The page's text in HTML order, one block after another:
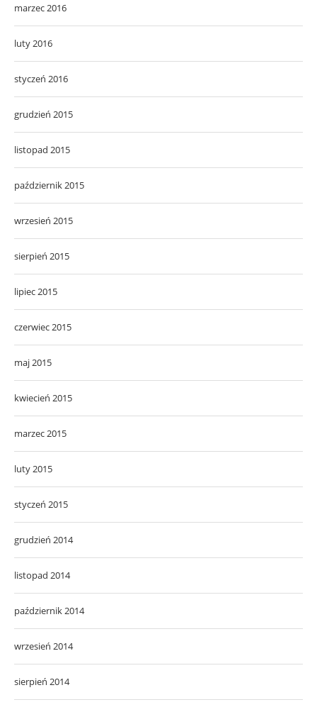
marzec 2016
luty 2016
styczeń 2016
grudzień 2015
listopad 2015
październik 2015
wrzesień 2015
sierpień 2015
lipiec 2015
czerwiec 2015
maj 2015
kwiecień 2015
marzec 2015
luty 2015
styczeń 2015
grudzień 2014
listopad 2014
październik 2014
wrzesień 2014
sierpień 2014